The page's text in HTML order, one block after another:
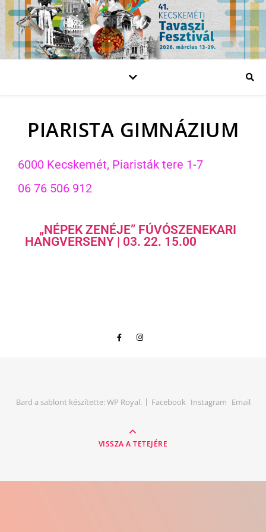
PIARISTA GIMNÁZIUM
6000 Kecskemét, Piaristák tere 1-7
06 76 506 912
„NÉPEK ZENÉJE” FÚVÓSZENEKARI
HANGVERSENY | 03. 22. 15.00
Bard a sablont készítette:WP Royal. Facebook Instagram Email
VISSZA A TETEJÉRE